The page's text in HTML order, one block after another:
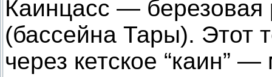
Каинцасс —
(бассейна Тары). Этот
через кетское “каин”